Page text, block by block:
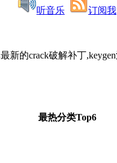
听音乐 订阅我
的crack破解补丁
最热分类Top6